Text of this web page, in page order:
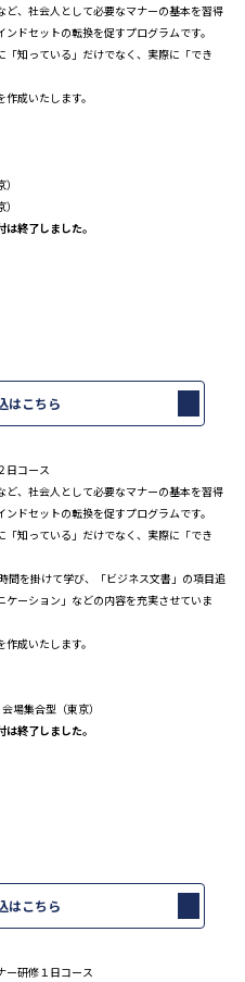
、社会人として必要なマナーの基本を習得
ドセットの転換を促すプログラムです。
知っている」だけでなく、実際に「でき
成いたします。
終了しました。
はこちら
日コース
、社会人として必要なマナーの基本を習得
ドセットの転換を促すプログラムです。
知っている」だけでなく、実際に「でき
を掛けて学び、「ビジネス文書」の項目追
ーション」などの内容を充実させていま
成いたします。
集合型（東京）
終了しました。
はこちら
ー研修１日コース